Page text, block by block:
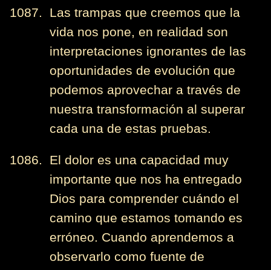
1087. Las trampas que creemos que la
vida nos pone, en realidad son
interpretaciones ignorantes de las
oportunidades de evolución que
podemos aprovechar a través de
nuestra transformación al superar
cada una de estas pruebas.
1086. El dolor es una capacidad muy
importante que nos ha entregado
Dios para comprender cuándo el
camino que estamos tomando es
erróneo. Cuando aprendemos a
observarlo como fuente de